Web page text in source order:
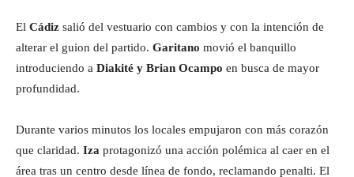
El Cádiz salió del vestuario con cambios y con la intención de
alterar el guion del partido. Garitano movió el banquillo
introduciendo a Diakité y Brian Ocampo en busca de mayor
profundidad.
Durante varios minutos los locales empujaron con más corazón
que claridad. Iza protagonizó una acción polémica al caer en el
área tras un centro desde línea de fondo, reclamando penalti. El